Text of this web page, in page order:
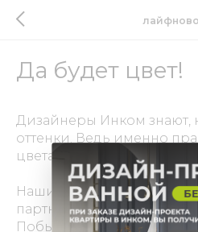
Да будет цвет!
Дизайнеры Инком знают,
оттенки. Ведь именно
цвета создает гармонию
Наши сотрудники
партнеров, компании
Побывали на